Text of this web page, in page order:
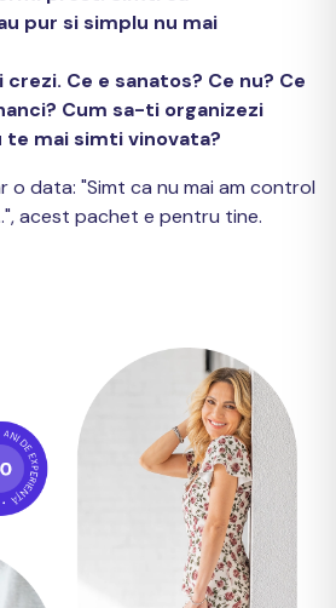
pur si simplu nu mai
crezi. Ce e sanatos? Ce nu? Ce
Cum sa-ti organizezi
te mai simti vinovata?
o data: "Simt ca nu mai am control
acest pachet e pentru tine.